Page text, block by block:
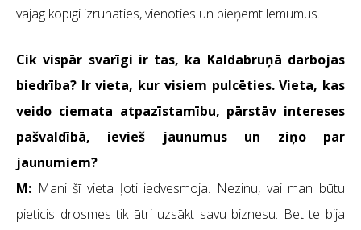
vajag kopīgi izrunāties, vienoties un pieņemt lēmumus.
Cik vispār svarīgi ir tas, ka Kaldabruņā darbojas
biedrība? Ir vieta, kur visiem pulcēties. Vieta, kas
veido ciemata atpazīstamību, pārstāv intereses
pašvaldībā, ievieš jaunumus un ziņo par
jaunumiem?
M: Mani šī vieta ļoti iedvesmoja. Nezinu, vai man būtu
pieticis drosmes tik ātri uzsākt savu biznesu. Bet te bija